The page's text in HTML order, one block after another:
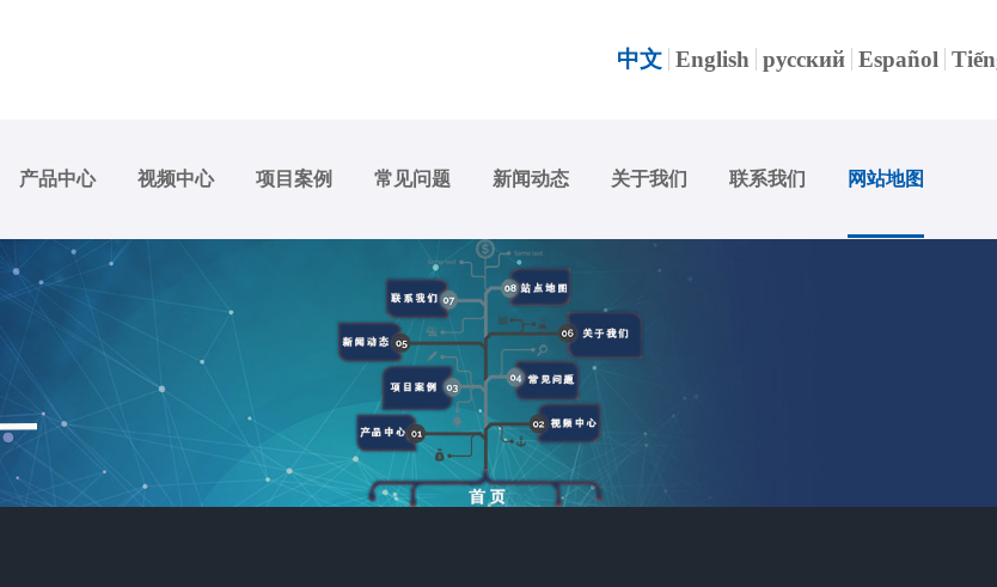
中文 English русский Español
产品中心 视频中心 项目案例 常见问题 新闻动态 关于我们 联系我们 网站地图